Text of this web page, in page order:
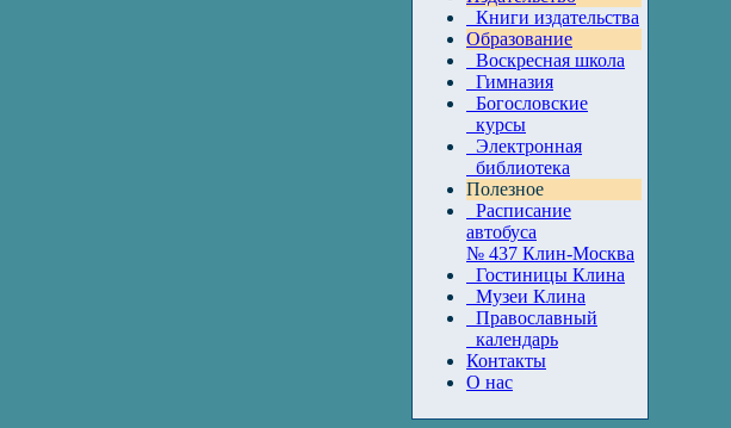
Книги издательства
Образование
Воскресная школа
Гимназия
Богословские
курсы
Электронная
библиотека
Полезное
Расписание
автобуса
№ 437 Клин-Москва
Гостиницы Клина
Музеи Клина
Православный
календарь
Контакты
О нас